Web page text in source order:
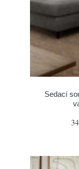
Sedací